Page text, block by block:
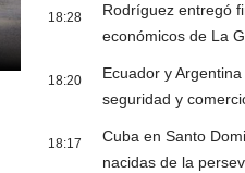
18:28
Rodríguez entregó
económicos de La
18:20
Ecuador y
seguridad y
18:17
Cuba en Santo
nacidas de la